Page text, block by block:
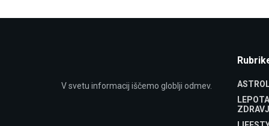
V svetu informacij iščemo globlji odmev.